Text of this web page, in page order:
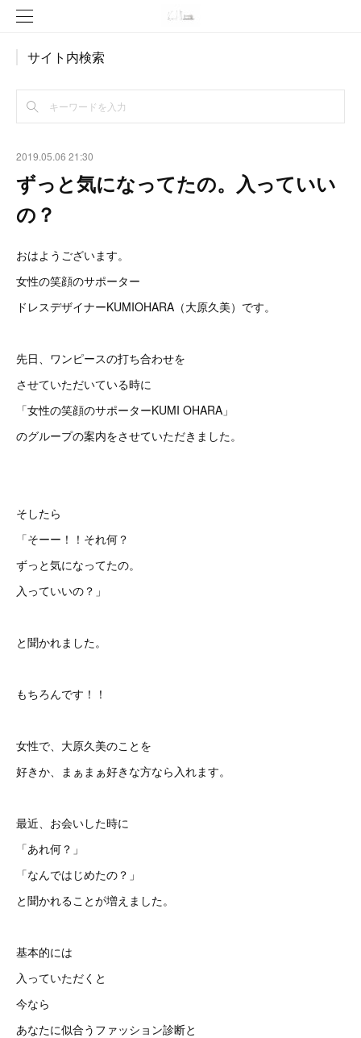
サイト内検索
2019.05.06 21:30
ずっと気になってたの。入っていい
の？
おはようございます。
女性の笑顔のサポーター
ドレスデザイナーKUMIOHARA（大原久美）です。
先日、ワンピースの打ち合わせを
させていただいている時に
「女性の笑顔のサポーターKUMI OHARA」
のグループの案内をさせていただきました。
そしたら
「そーー！！それ何？
ずっと気になってたの。
入っていいの？」
と聞かれました。
もちろんです！！
女性で、大原久美のことを
好きか、まぁまぁ好きな方なら入れます。
最近、お会いした時に
「あれ何？」
「なんではじめたの？」
と聞かれることが増えました。
基本的には
入っていただくと
今なら
あなたに似合うファッション診断と